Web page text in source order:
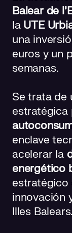
Balear de
la UTE
una
euros y un
semanas.
Se trata de
estratégica
enclave
acelerar la
energético
estratégico
innovación
Illes Balears.